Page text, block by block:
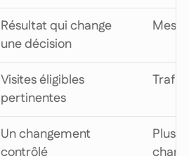
Résultat qui change
une décision
Visites éligibles
pertinentes
Trafic
Un changement